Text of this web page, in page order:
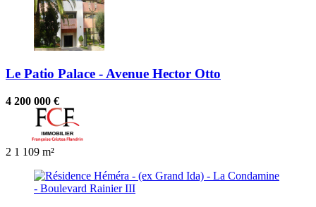
Le Patio Palace - Avenue Hector Otto
4 200 000 €
2 1 109 m²